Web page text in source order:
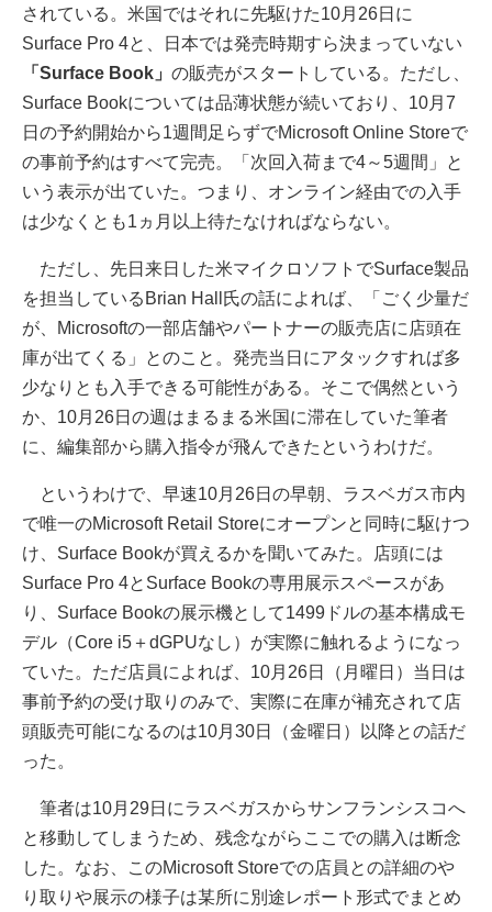
されている。米国ではそれに先駆けた10月26日に
Surface Pro 4と、日本では発売時期すら決まっていない
「Surface Book」 の販売がスタートしている。ただし、
Surface Bookについては品薄状態が続いており、10月7
日の予約開始から1週間足らずでMicrosoft Online Storeで
の事前予約はすべて完売。「次回入荷まで4～5週間」と
いう表示が出ていた。つまり、オンライン経由での入手
は少なくとも1ヵ月以上待たなければならない。
ただし、先日来日した米マイクロソフトでSurface製品
を担当しているBrian Hall氏の話によれば、「ごく少量だ
が、Microsoftの一部店舗やパートナーの販売店に店頭在
庫が出てくる」とのこと。発売当日にアタックすれば多
少なりとも入手できる可能性がある。そこで偶然という
か、10月26日の週はまるまる米国に滞在していた筆者
に、編集部から購入指令が飛んできたというわけだ。
というわけで、早速10月26日の早朝、ラスベガス市内
で唯一のMicrosoft Retail Storeにオープンと同時に駆けつ
け、Surface Bookが買えるかを聞いてみた。店頭には
Surface Pro 4とSurface Bookの専用展示スペースがあ
り、Surface Bookの展示機として1499ドルの基本構成モ
デル（Core i5＋dGPUなし）が実際に触れるようになっ
ていた。ただ店員によれば、10月26日（月曜日）当日は
事前予約の受け取りのみで、実際に在庫が補充されて店
頭販売可能になるのは10月30日（金曜日）以降との話だ
った。
筆者は10月29日にラスベガスからサンフランシスコへ
と移動してしまうため、残念ながらここでの購入は断念
した。なお、このMicrosoft Storeでの店員との詳細のや
り取りや展示の様子は某所に別途レポート形式でまとめ